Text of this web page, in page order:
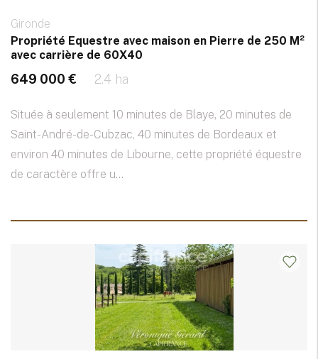
Gironde
Propriété Equestre avec maison en Pierre de 250 M²
avec carrière de 60X40
649 000 € 2.4 ha
Située à seulement 10 minutes de Blaye, 20 minutes de
Saint-André-de-Cubzac, 40 minutes de Bordeaux et
environ 40 minutes de Libourne, cette propriété équestre
de caractère offre u...